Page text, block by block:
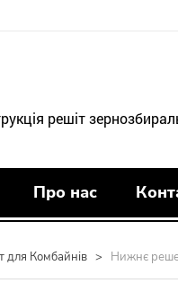
решіт
Про нас
для Комбайнів > Нижнє